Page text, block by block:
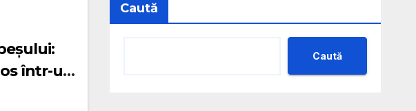
într-un
Caută
Caută